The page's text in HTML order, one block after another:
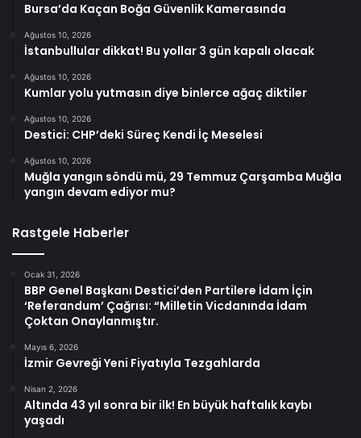
Bursa’da Kaçan Boğa Güvenlik Kamerasında
Ağustos 10, 2026
İstanbullular dikkat! Bu yollar 3 gün kapalı olacak
Ağustos 10, 2026
Kumlar yolu yutmasın diye binlerce ağaç diktiler
Ağustos 10, 2026
Destici: CHP’deki Süreç Kendi İç Meselesi
Ağustos 10, 2026
Muğla yangın söndü mü, 29 Temmuz Çarşamba Muğla
yangın devam ediyor mu?
Rastgele Haberler
Ocak 31, 2026
BBP Genel Başkanı Destici’den Partilere İdam İçin
‘Referandum’ Çağrısı: “Milletin Vicdanında İdam
Çoktan Onaylanmıştır.
Mayıs 6, 2026
İzmir Gevreği Yeni Fiyatıyla Tezgahlarda
Nisan 2, 2026
Altında 43 yıl sonra bir ilk! En büyük haftalık kaybı
yaşadı